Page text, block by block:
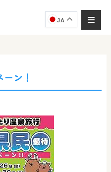
JA
ン！
シェルジュです。
。